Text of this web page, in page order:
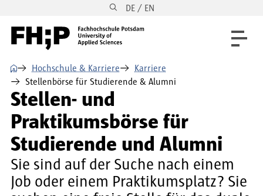
Direkt zur Hauptnavigation DE / EN
⌂ Hochschule & Karriere
Karriere
Stellenbörse für Studierende & Alumni
Stellen- und
Praktikumsbörse für
Studierende und Alumni
Sie sind auf der Suche nach einem
Job oder einem Praktikumsplatz? Sie